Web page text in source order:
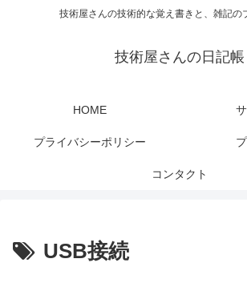
技術屋さんの技術的な覚え書きと、雑記の
技術屋さんの日記帳
HOME
プライバシーポリシー
コンタクト
USB接続